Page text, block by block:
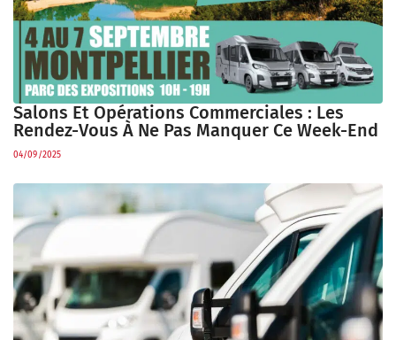
Salons Et Opérations Commerciales : Les
Rendez-Vous À Ne Pas Manquer Ce Week-End
04/09/2025